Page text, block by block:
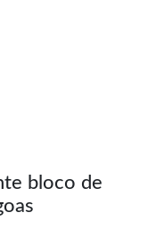
bloco de